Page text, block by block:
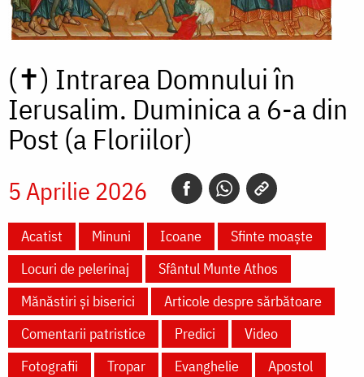
(✝) Intrarea Domnului în
Ierusalim. Duminica a 6-a din
Post (a Floriilor)
5 Aprilie 2026
Acatist Minuni Icoane
Sfinte moaște
Locuri de pelerinaj
Sfântul Munte Athos
Mănăstiri și biserici
Articole despre sărbătoare
Comentarii patristice
Predici
Video
Fotografii
Tropar Evanghelie Apostol